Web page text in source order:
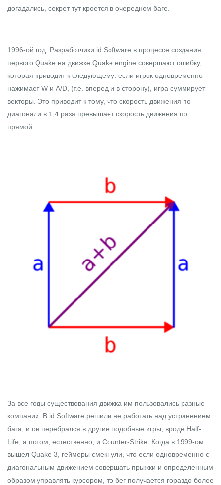
догадались, секрет тут кроется в очередном баге.
1996-ой год. Разработчики id Software в процессе создания
первого Quake на движке Quake engine совершают ошибку,
которая приводит к следующему: если игрок одновременно
нажимает W и A/D, (т.е. вперед и в сторону), игра суммирует
векторы. Это приводит к тому, что скорость движения по
диагонали в 1,4 раза превышает скорость движения по
прямой.
За все годы существования движка им пользовались разные
компании. В id Software решили не работать над устранением
бага, и он перебрался в другие подобные игры, вроде Half-
Life, а потом, естественно, и Counter-Strike. Когда в 1999-ом
вышел Quake 3, геймеры смекнули, что если одновременно с
диагональным движением совершать прыжки и определенным
образом управлять курсором, то бег получается гораздо более